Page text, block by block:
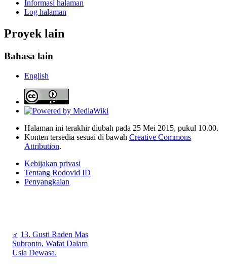
♂ 13. Gusti Raden Mas
Subronto, Wafat Dalam
Usia Dewasa.
Informasi halaman
Log halaman
Proyek lain
Bahasa lain
English
Halaman ini terakhir diubah pada 25 Mei 2015, pukul 10.00.
Konten tersedia sesuai di bawah Creative Commons
Attribution.
Kebijakan privasi
Tentang Rodovid ID
Penyangkalan